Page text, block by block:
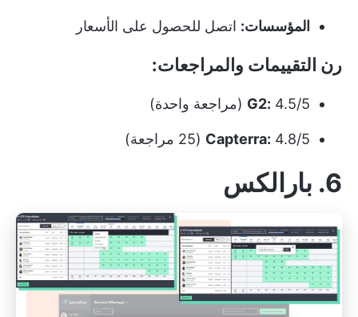
المؤسسات: اتصل للحصول على الأسعار
رن التقييمات والمراجعات:
G2: 4.5/5 (مراجعة واحدة)
Capterra: 4.8/5 (25 مراجعة)
6. بارالكس